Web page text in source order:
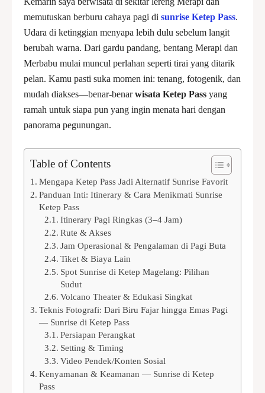
memutuskan berburu cahaya pagi di sunrise Ketep Pass.
Udara di ketinggian menyapa lebih dulu sebelum langit
berubah warna. Dari gardu pandang, bentang Merapi dan
Merbabu mulai muncul perlahan seperti tirai yang ditarik
pelan. Kamu pasti suka momen ini: tenang, fotogenik, dan
mudah diakses—benar-benarwisata Ketep Pass yang
ramah untuk siapa pun yang ingin menata hari dengan
panorama pegunungan.
Table of Contents
Mengapa Ketep Pass Jadi Alternatif Sunrise Favorit
Panduan Inti: Itinerary & Cara Menikmati Sunrise
Ketep Pass
Itinerary Pagi Ringkas (3–4 Jam)
Rute & Akses
Jam Operasional & Pengalaman di Pagi Buta
Tiket & Biaya Lain
Spot Sunrise di Ketep Magelang: Pilihan
Sudut
Volcano Theater & Edukasi Singkat
Teknis Fotografi: Dari Biru Fajar hingga Emas Pagi
— Sunrise di Ketep Pass
Persiapan Perangkat
Setting & Timing
Video Pendek/Konten Sosial
Kenyamanan & Keamanan — Sunrise di Ketep
Pass